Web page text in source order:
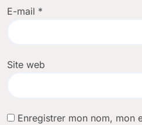
E-mail *
Site web
Enregistrer mon nom, mon